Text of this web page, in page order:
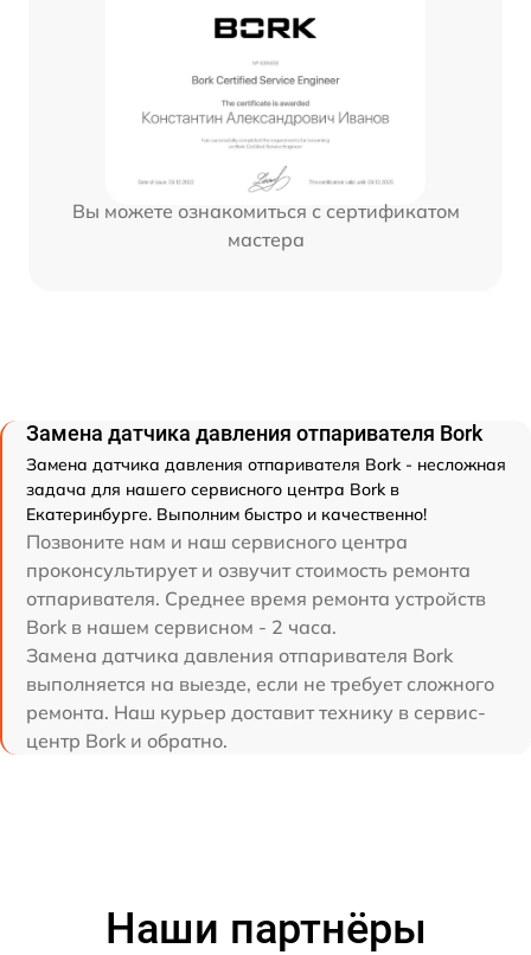
Вы можете ознакомиться с сертификатом
мастера
Замена датчика давления отпаривателя Bork
Замена датчика давления отпаривателя Bork - несложная
задача для нашего сервисного центра Bork в
Екатеринбурге. Выполним быстро и качественно!
Позвоните нам и наш сервисного центра
проконсультирует и озвучит стоимость ремонта
отпаривателя. Среднее время ремонта устройств
Bork в нашем сервисном - 2 часа.
Замена датчика давления отпаривателя Bork
выполняется на выезде, если не требует сложного
ремонта. Наш курьер доставит технику в сервис-
центр Bork и обратно.
Наши партнёры